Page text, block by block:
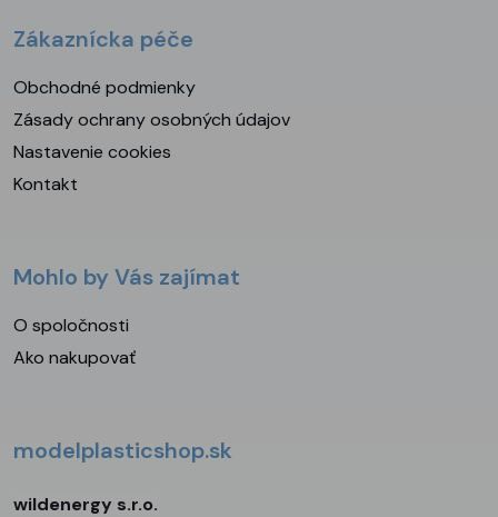
Zákaznícka péče
Obchodné podmienky
Zásady ochrany osobných údajov
Nastavenie cookies
Kontakt
Mohlo by Vás zajímat
O spoločnosti
Ako nakupovať
modelplasticshop.sk
wildenergy s.r.o.